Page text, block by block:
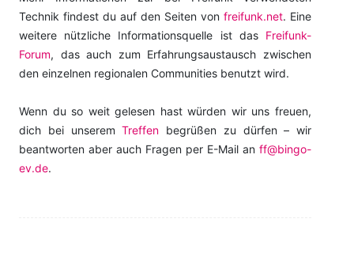
Technik findest du auf den Seiten von freifunk.net. Eine
weitere nützliche Informationsquelle ist das Freifunk-
Forum, das auch zum Erfahrungsaustausch zwischen
den einzelnen regionalen Communities benutzt wird.
Wenn du so weit gelesen hast würden wir uns freuen,
dich bei unseremTreffen begrüßen zu dürfen – wir
beantworten aber auch Fragen per E-Mail an ff@bingo-
ev.de.